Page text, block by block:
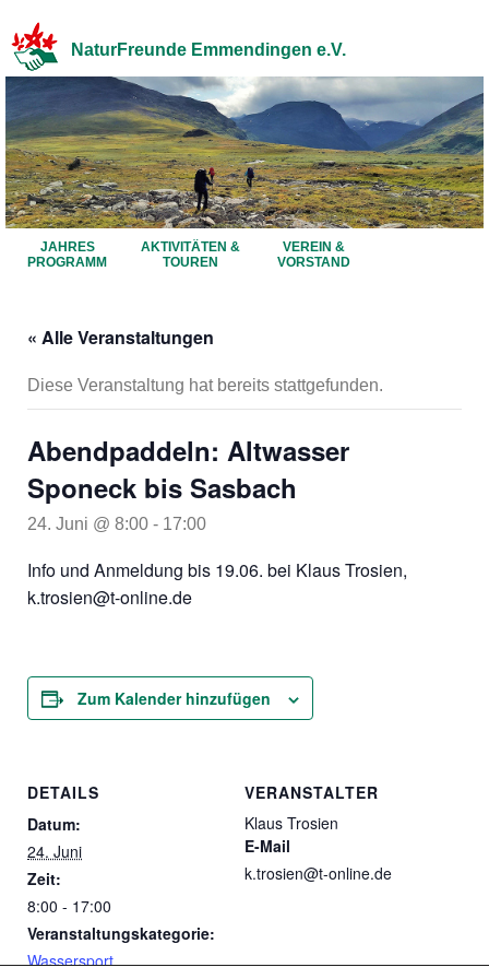
NaturFreunde Emmendingen e.V.
JAHRES
PROGRAMM
AKTIVITÄTEN &
TOUREN
VEREIN &
VORSTAND
« Alle Veranstaltungen
Diese Veranstaltung hat bereits stattgefunden.
Abendpaddeln: Altwasser
Sponeck bis Sasbach
24. Juni @ 8:00 - 17:00
Info und Anmeldung bis 19.06. bei Klaus Trosien,
k.trosien@t-online.de
Zum Kalender hinzufügen
DETAILS
Datum:
24. Juni
Zeit:
8:00 - 17:00
Veranstaltungskategorie:
Wassersport
VERANSTALTER
Klaus Trosien
E-Mail
k.trosien@t-online.de